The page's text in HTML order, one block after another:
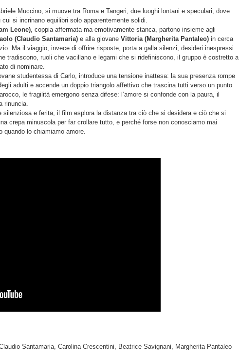
Muccino, si muove tra Roma e Tangeri, due luoghi lontani e speculari, dove
si incrinano equilibri solo apparentemente solidi.
Leone), coppia affermata ma emotivamente stanca, partono insieme agli
(Claudio Santamaria) e alla giovane Vittoria (Margherita Pantaleo) in cerca
Ma il viaggio, invece di offrire risposte, porta a galla silenzi, desideri inespressi
tradiscono, ruoli che vacillano e legami che si ridefiniscono, il gruppo è costretto a
di nominare.
studentessa di Carlo, introduce una tensione inattesa: la sua presenza rompe
adulti e accende un doppio triangolo affettivo che trascina tutti verso un punto
le fragilità emergono senza difese: l’amore si confonde con la paura, il
rinuncia.
silenziosa e ferita, il film esplora la distanza tra ciò che si desidera e ciò che si
crepa minuscola per far crollare tutto, e perché forse non conosciamo mai
quando lo chiamiamo amore.
Santamaria, Carolina Crescentini, Beatrice Savignani, Margherita Pantaleo